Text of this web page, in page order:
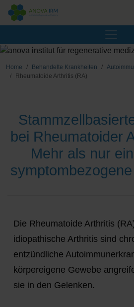
Home Behandelte Krankheiten
Rheumatoide Arthritis (RA)
bei Rheumatoider
Mehr als nur
Die Rheumatoide Arthritis
idiopathische Arthritis sind
entzündliche
körpereigene Gewebe
sie in den Gelenken.